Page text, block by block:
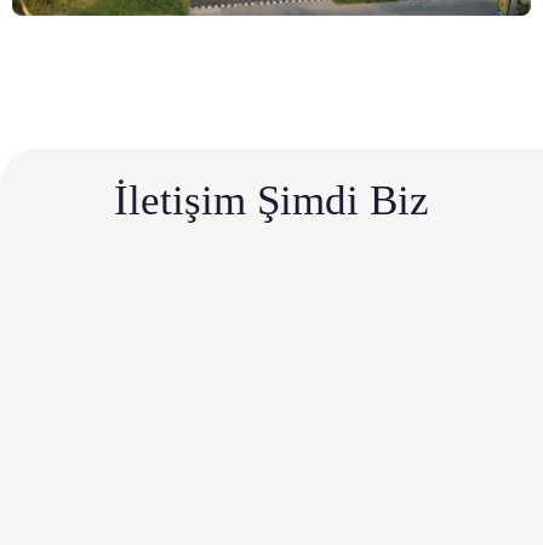
İletişim Şimdi Biz